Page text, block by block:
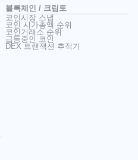
블록체인 / 크립토
코인시장 스냅
코인 시가총액 순위
코인거래소 순위
급등중인 코인
DEX 트랜잭션 추적기